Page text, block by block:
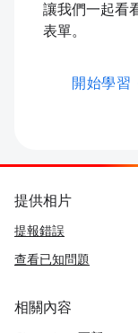
讓我們一起看
表單。
開始學習
提供相片
提報錯誤
查看已知問題
相關內容